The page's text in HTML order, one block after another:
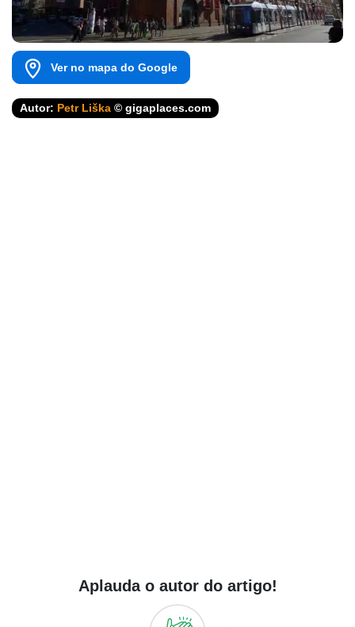
Ver no mapa do Google
Autor: Petr Liška © gigaplaces.com
Aplauda o autor do artigo!